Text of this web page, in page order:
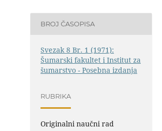
BROJ ČASOPISA
Svezak 8 Br. 1 (1971):
Šumarski fakultet i Institut za
šumarstvo - Posebna izdanja
RUBRIKA
Originalni naučni rad